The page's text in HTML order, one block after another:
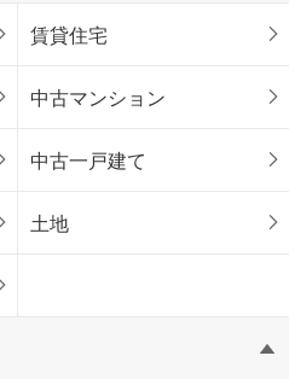
賃貸住宅
中古マンション
中古一戸建て
土地